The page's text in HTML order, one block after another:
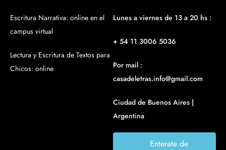
Escritura Narrativa: online en el
campus virtual
Lectura y Escritura de Textos para
Chicos: online
Lunes a viernes de 13 a 20 hs :
+ 54 11 3006 5036
Por mail :
casadeletras.info@gmail.com
Ciudad de Buenos Aires |
Argentina
Enterate de